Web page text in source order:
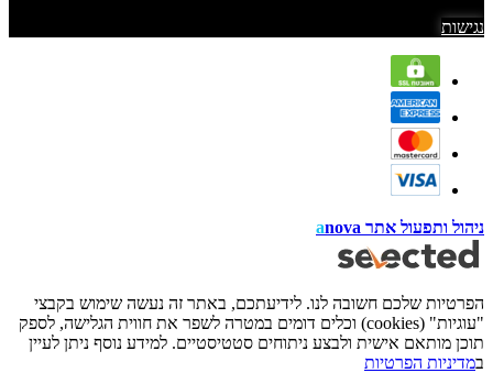
נגישות
ניהול ותפעול אתר anova
הפרטיות שלכם חשובה לנו. לידיעתכם, באתר זה נעשה שימוש בקבצי
"עוגיות" (cookies) וכלים דומים במטרה לשפר את חווית הגלישה, לספק
תוכן מותאם אישית ולבצע ניתוחים סטטיסטיים. למידע נוסף ניתן לעיין
במדיניות הפרטיות